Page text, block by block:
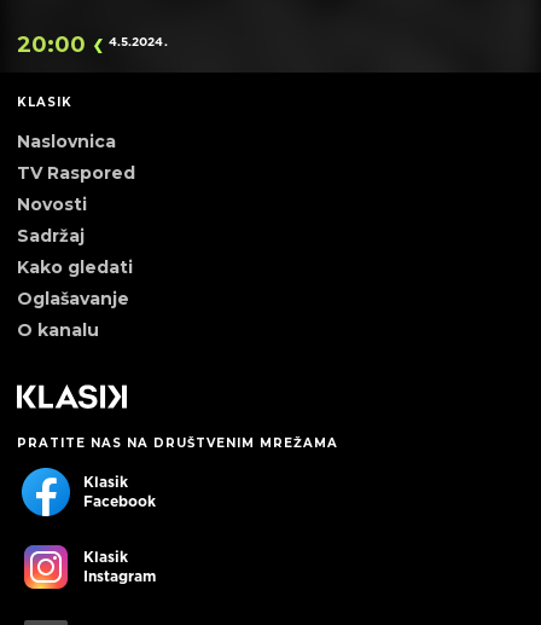
20:00 4.5.2024.
KLASIK
Naslovnica
TV Raspored
Novosti
Sadržaj
Kako gledati
Oglašavanje
O kanalu
PRATITE NAS NA DRUŠTVENIM MREŽAMA
Klasik
Facebook
Klasik
Instagram